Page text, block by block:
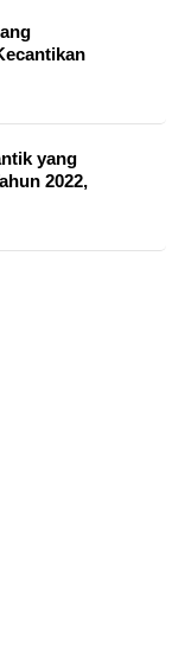
yang
2022,